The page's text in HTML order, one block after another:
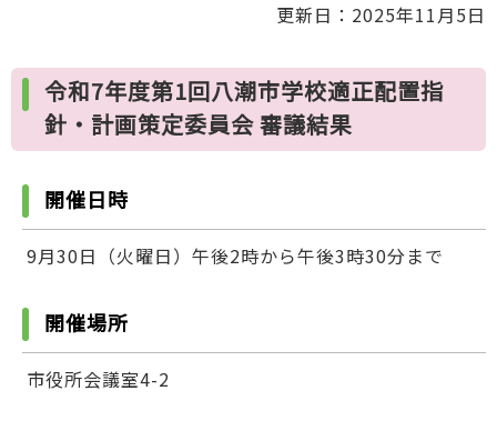
更新日：2025年11月5日
令和7年度第1回八潮市学校適正配置指
針・計画策定委員会 審議結果
開催日時
9月30日（火曜日）午後2時から午後3時30分まで
開催場所
市役所会議室4-2